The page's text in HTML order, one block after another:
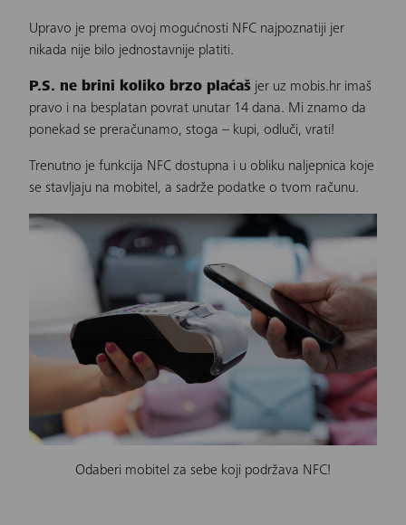
Upravo je prema ovoj mogućnosti NFC najpoznatiji jer
nikada nije bilo jednostavnije platiti.
P.S. ne brini koliko brzo plaćaš jer uz mobis.hr imaš
pravo i na besplatan povrat unutar 14 dana. Mi znamo da
ponekad se preračunamo, stoga – kupi, odluči, vrati!
Trenutno je funkcija NFC dostupna i u obliku naljepnica koje
se stavljaju na mobitel, a sadrže podatke o tvom računu.
Odaberi mobitel za sebe koji podržava NFC!